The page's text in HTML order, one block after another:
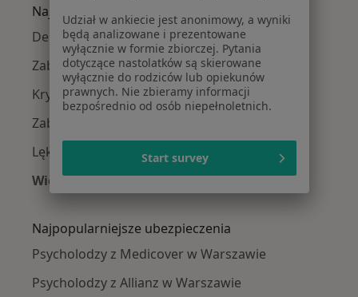
Najczęście leczone choroby
Depresja w Warszawie
Zaburzenia lękowe w Warszawie
Kryzys emocjonalny w Warszawie
Zaburzenia nastroju w Warszawie
Lęki w Warszawie
Więcej (15)
Więcej w kategorii: Najczęście leczone
Najpopularniejsze ubezpieczenia
Psycholodzy z Medicover w Warszawie
Psycholodzy z Allianz w Warszawie
Udział w ankiecie jest anonimowy, a wyniki
będą analizowane i prezentowane
wyłącznie w formie zbiorczej. Pytania
dotyczące nastolatków są skierowane
wyłącznie do rodziców lub opiekunów
prawnych. Nie zbieramy informacji
bezpośrednio od osób niepełnoletnich.
Start survey